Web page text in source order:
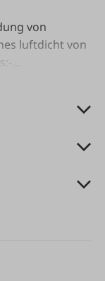
von
luftdicht von
(max.